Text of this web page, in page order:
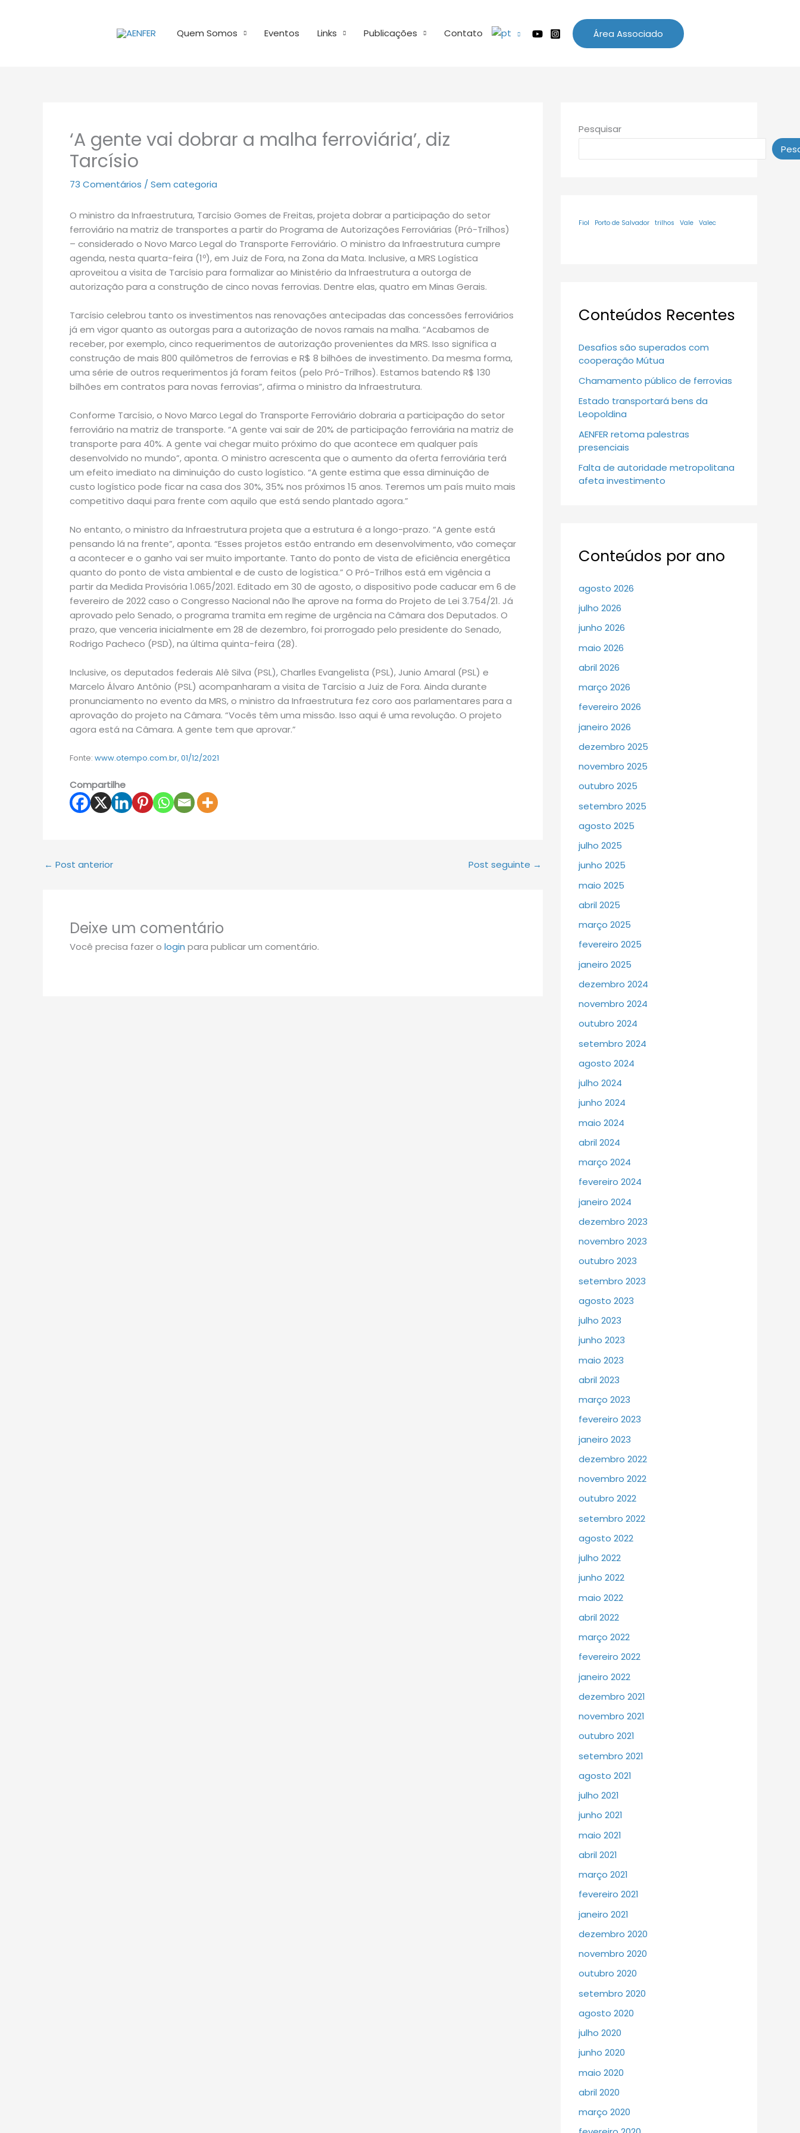
Quem Somos Eventos Links Publicações Contato Área Associado
‘A gente vai dobrar a malha ferroviária’, diz
Tarcísio
73 Comentários / Sem categoria
O ministro da Infraestrutura, Tarcísio Gomes de Freitas, projeta dobrar a participação do setor
ferroviário na matriz de transportes a partir do Programa de Autorizações Ferroviárias (Pró-Trilhos)
– considerado o Novo Marco Legal do Transporte Ferroviário. O ministro da Infraestrutura cumpre
agenda, nesta quarta-feira (1º), em Juiz de Fora, na Zona da Mata. Inclusive, a MRS Logística
aproveitou a visita de Tarcísio para formalizar ao Ministério da Infraestrutura a outorga de
autorização para a construção de cinco novas ferrovias. Dentre elas, quatro em Minas Gerais.
Tarcísio celebrou tanto os investimentos nas renovações antecipadas das concessões ferroviários
já em vigor quanto as outorgas para a autorização de novos ramais na malha. “Acabamos de
receber, por exemplo, cinco requerimentos de autorização provenientes da MRS. Isso significa a
construção de mais 800 quilômetros de ferrovias e R$ 8 bilhões de investimento. Da mesma forma,
uma série de outros requerimentos já foram feitos (pelo Pró-Trilhos). Estamos batendo R$ 130
bilhões em contratos para novas ferrovias”, afirma o ministro da Infraestrutura.
Conforme Tarcísio, o Novo Marco Legal do Transporte Ferroviário dobraria a participação do setor
ferroviário na matriz de transporte. “A gente vai sair de 20% de participação ferroviária na matriz de
transporte para 40%. A gente vai chegar muito próximo do que acontece em qualquer país
desenvolvido no mundo”, aponta. O ministro acrescenta que o aumento da oferta ferroviária terá
um efeito imediato na diminuição do custo logístico. “A gente estima que essa diminuição de
custo logístico pode ficar na casa dos 30%, 35% nos próximos 15 anos. Teremos um país muito mais
competitivo daqui para frente com aquilo que está sendo plantado agora.”
No entanto, o ministro da Infraestrutura projeta que a estrutura é a longo-prazo. “A gente está
pensando lá na frente”, aponta. “Esses projetos estão entrando em desenvolvimento, vão começar
a acontecer e o ganho vai ser muito importante. Tanto do ponto de vista de eficiência energética
quanto do ponto de vista ambiental e de custo de logística.” O Pró-Trilhos está em vigência a
partir da Medida Provisória 1.065/2021. Editado em 30 de agosto, o dispositivo pode caducar em 6 de
fevereiro de 2022 caso o Congresso Nacional não lhe aprove na forma do Projeto de Lei 3.754/21. Já
aprovado pelo Senado, o programa tramita em regime de urgência na Câmara dos Deputados. O
prazo, que venceria inicialmente em 28 de dezembro, foi prorrogado pelo presidente do Senado,
Rodrigo Pacheco (PSD), na última quinta-feira (28).
Inclusive, os deputados federais Alê Silva (PSL), Charlles Evangelista (PSL), Junio Amaral (PSL) e
Marcelo Álvaro Antônio (PSL) acompanharam a visita de Tarcísio a Juiz de Fora. Ainda durante
pronunciamento no evento da MRS, o ministro da Infraestrutura fez coro aos parlamentares para a
aprovação do projeto na Câmara. “Vocês têm uma missão. Isso aqui é uma revolução. O projeto
agora está na Câmara. A gente tem que aprovar.”
Fonte: www.otempo.com.br, 01/12/2021
Compartilhe
← Post anterior Post seguinte →
Deixe um comentário
Você precisa fazer o login para publicar um comentário.
Pesquisar
Fiol Porto de Salvador trilhos Vale Valec
Conteúdos Recentes
Desafios são superados com
cooperação Mútua
Chamamento público de ferrovias
Estado transportará bens da
Leopoldina
AENFER retoma palestras
presenciais
Falta de autoridade metropolitana
afeta investimento
Conteúdos por ano
agosto 2026
julho 2026
junho 2026
maio 2026
abril 2026
março 2026
fevereiro 2026
janeiro 2026
dezembro 2025
novembro 2025
outubro 2025
setembro 2025
agosto 2025
julho 2025
junho 2025
maio 2025
abril 2025
março 2025
fevereiro 2025
janeiro 2025
dezembro 2024
novembro 2024
outubro 2024
setembro 2024
agosto 2024
julho 2024
junho 2024
maio 2024
abril 2024
março 2024
fevereiro 2024
janeiro 2024
dezembro 2023
novembro 2023
outubro 2023
setembro 2023
agosto 2023
julho 2023
junho 2023
maio 2023
abril 2023
março 2023
fevereiro 2023
janeiro 2023
dezembro 2022
novembro 2022
outubro 2022
setembro 2022
agosto 2022
julho 2022
junho 2022
maio 2022
abril 2022
março 2022
fevereiro 2022
janeiro 2022
dezembro 2021
novembro 2021
outubro 2021
setembro 2021
agosto 2021
julho 2021
junho 2021
maio 2021
abril 2021
março 2021
fevereiro 2021
janeiro 2021
dezembro 2020
novembro 2020
outubro 2020
setembro 2020
agosto 2020
julho 2020
junho 2020
maio 2020
abril 2020
março 2020